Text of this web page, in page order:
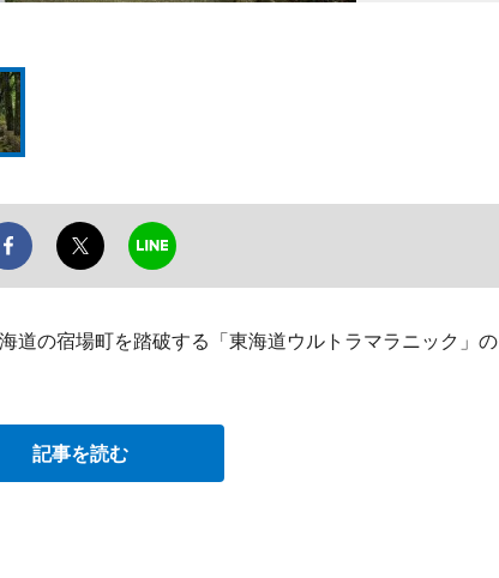
道の宿場町を踏破する「東海道ウルトラマラニック」の
記事を読む